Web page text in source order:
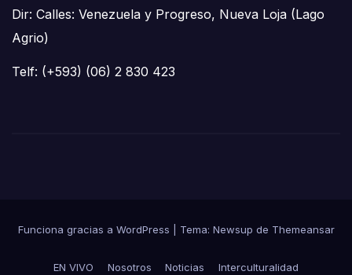
Dir: Calles: Venezuela y Progreso, Nueva Loja (Lago
Agrio)
Telf: (+593) (06) 2 830 423
Funciona gracias a WordPress Tema: Newsup de Themeansar
EN VIVO Nosotros Noticias Interculturalidad